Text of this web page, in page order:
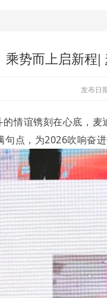
乘势而上启新程|
发布日
情谊镌刻在心底，麦
点，为2026吹响奋进